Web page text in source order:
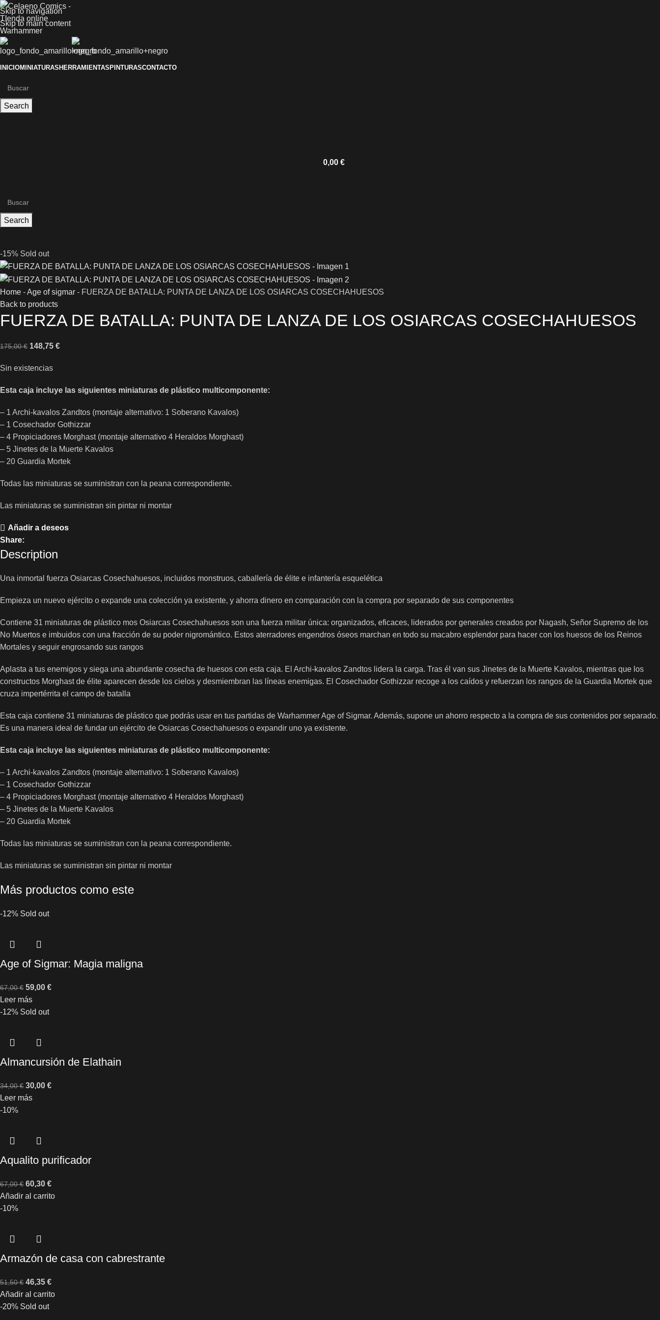
Skip to navigation
Skip to main content
INICIOMINIATURASHERRAMIENTASPINTURASCONTACTO
Search
0,00 €
Search
-15% Sold out
Home -Age of sigmar - FUERZA DE BATALLA: PUNTA DE LANZA DE LOS OSIARCAS COSECHAHUESOS
Back to products
FUERZA DE BATALLA: PUNTA DE LANZA DE LOS OSIARCAS COSECHAHUESOS
175,00€ 148,75 €
Sin existencias
Esta caja incluye las siguientes miniaturas de plástico multicomponente:
– 1 Archi-kavalos Zandtos (montaje alternativo: 1 Soberano Kavalos)
– 1 Cosechador Gothizzar
– 4 Propiciadores Morghast (montaje alternativo 4 Heraldos Morghast)
– 5 Jinetes de la Muerte Kavalos
– 20 Guardia Mortek
Todas las miniaturas se suministran con la peana correspondiente.
Las miniaturas se suministran sin pintar ni montar
Añadir a deseos
Share:
Description
Una inmortal fuerza Osiarcas Cosechahuesos, incluidos monstruos, caballería de élite e infantería esquelética
Empieza un nuevo ejército o expande una colección ya existente, y ahorra dinero en comparación con la compra por separado de sus componentes
Contiene 31 miniaturas de plástico mos Osiarcas Cosechahuesos son una fuerza militar única: organizados, eficaces, liderados por generales creados por Nagash, Señor Supremo de los
No Muertos e imbuidos con una fracción de su poder nigromántico. Estos aterradores engendros óseos marchan en todo su macabro esplendor para hacer con los huesos de los Reinos
Mortales y seguir engrosando sus rangos
Aplasta a tus enemigos y siega una abundante cosecha de huesos con esta caja. El Archi-kavalos Zandtos lidera la carga. Tras él van sus Jinetes de la Muerte Kavalos, mientras que los
constructos Morghast de élite aparecen desde los cielos y desmiembran las líneas enemigas. El Cosechador Gothizzar recoge a los caídos y refuerzan los rangos de la Guardia Mortek que
cruza impertérrita el campo de batalla
Esta caja contiene 31 miniaturas de plástico que podrás usar en tus partidas de Warhammer Age of Sigmar. Además, supone un ahorro respecto a la compra de sus contenidos por separado.
Es una manera ideal de fundar un ejército de Osiarcas Cosechahuesos o expandir uno ya existente.
Esta caja incluye las siguientes miniaturas de plástico multicomponente:
– 1 Archi-kavalos Zandtos (montaje alternativo: 1 Soberano Kavalos)
– 1 Cosechador Gothizzar
– 4 Propiciadores Morghast (montaje alternativo 4 Heraldos Morghast)
– 5 Jinetes de la Muerte Kavalos
– 20 Guardia Mortek
Todas las miniaturas se suministran con la peana correspondiente.
Las miniaturas se suministran sin pintar ni montar
Más productos como este
-12% Sold out
Age of Sigmar: Magia maligna
67,00€ 59,00 €
Leer más
-12% Sold out
Almancursión de Elathain
34,00€ 30,00 €
Leer más
-10%
Aqualito purificador
67,00€ 60,30 €
Añadir al carrito
-10%
Armazón de casa con cabrestrante
51,50€ 46,35 €
Añadir al carrito
-20% Sold out